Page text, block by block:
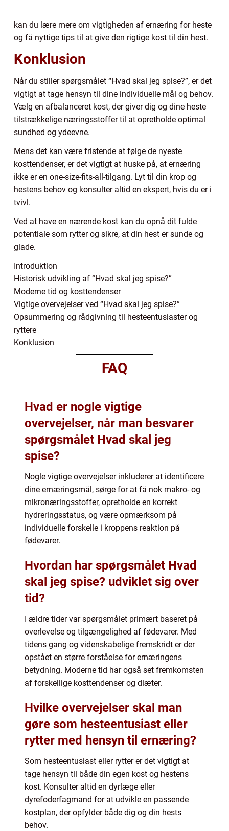
kan du lære mere om vigtigheden af ernæring for heste
og få nyttige tips til at give den rigtige kost til din hest.
Konklusion
Når du stiller spørgsmålet “Hvad skal jeg spise?”, er det
vigtigt at tage hensyn til dine individuelle mål og behov.
Vælg en afbalanceret kost, der giver dig og dine heste
tilstrækkelige næringsstoffer til at opretholde optimal
sundhed og ydeevne.
Mens det kan være fristende at følge de nyeste
kosttendenser, er det vigtigt at huske på, at ernæring
ikke er en one-size-fits-all-tilgang. Lyt til din krop og
hestens behov og konsulter altid en ekspert, hvis du er i
tvivl.
Ved at have en nærende kost kan du opnå dit fulde
potentiale som rytter og sikre, at din hest er sunde og
glade.
Introduktion
Historisk udvikling af “Hvad skal jeg spise?”
Moderne tid og kosttendenser
Vigtige overvejelser ved “Hvad skal jeg spise?”
Opsummering og rådgivning til hesteentusiaster og
ryttere
Konklusion
FAQ
Hvad er nogle vigtige
overvejelser, når man besvarer
spørgsmålet Hvad skal jeg
spise?
Nogle vigtige overvejelser inkluderer at identificere
dine ernæringsmål, sørge for at få nok makro- og
mikronæringsstoffer, opretholde en korrekt
hydreringsstatus, og være opmærksom på
individuelle forskelle i kroppens reaktion på
fødevarer.
Hvordan har spørgsmålet Hvad
skal jeg spise? udviklet sig over
tid?
I ældre tider var spørgsmålet primært baseret på
overlevelse og tilgængelighed af fødevarer. Med
tidens gang og videnskabelige fremskridt er der
opstået en større forståelse for ernæringens
betydning. Moderne tid har også set fremkomsten
af forskellige kosttendenser og diæter.
Hvilke overvejelser skal man
gøre som hesteentusiast eller
rytter med hensyn til ernæring?
Som hesteentusiast eller rytter er det vigtigt at
tage hensyn til både din egen kost og hestens
kost. Konsulter altid en dyrlæge eller
dyrefoderfagmand for at udvikle en passende
kostplan, der opfylder både dig og din hests
behov.